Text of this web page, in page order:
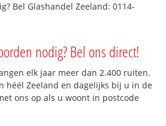
Bel Glashandel Zeeland: 0114-
nodig? Bel ons direct!
elk jaar meer dan 2.400 ruiten.
héél Zeeland en dagelijks bij u in de
ons op als u woont in postcode